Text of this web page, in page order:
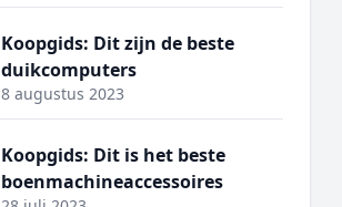
Koopgids: Dit zijn de beste
duikcomputers
8 augustus 2023
Koopgids: Dit is het beste
boenmachineaccessoires